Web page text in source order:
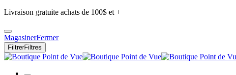
Livraison gratuite achats de 100$ et +
MagasinerFermer
FiltrerFiltres